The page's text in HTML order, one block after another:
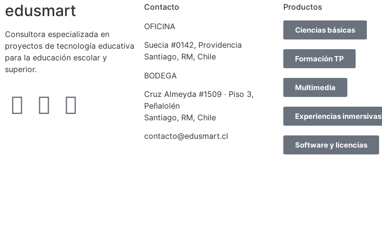
edusmart
Consultora especializada en
proyectos de tecnología educativa
para la educación escolar y
superior.
Contacto
OFICINA
Suecia #0142, Providencia
Santiago, RM, Chile
BODEGA
Cruz Almeyda #1509 · Piso 3,
Peñalolén
Santiago, RM, Chile
contacto@edusmart.cl
Productos
Ciencias básicas
Formación TP
Multimedia
Experiencias inmersivas
Software y licencias